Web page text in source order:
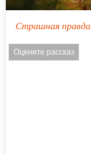
Страшная правда
Оцените рассказ